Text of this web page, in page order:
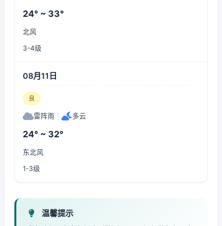
24° ~ 33°
北风
3-4级
08月11日
良
雷阵雨 多云
24° ~ 32°
东北风
1-3级
温馨提示